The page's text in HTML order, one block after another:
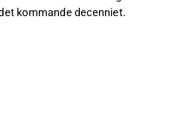
kommande decenniet.